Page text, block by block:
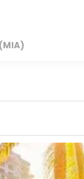
(MIA)